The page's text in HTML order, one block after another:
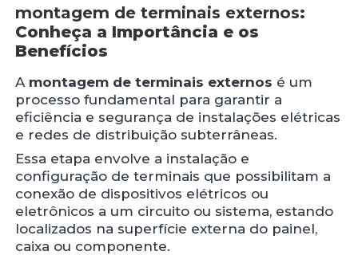
montagem de terminais externos:
Conheça a Importância e os
Benefícios
A montagem de terminais externos é um
processo fundamental para garantir a
eficiência e segurança de instalações elétricas
e redes de distribuição subterrâneas.
Essa etapa envolve a instalação e
configuração de terminais que possibilitam a
conexão de dispositivos elétricos ou
eletrônicos a um circuito ou sistema, estando
localizados na superfície externa do painel,
caixa ou componente.